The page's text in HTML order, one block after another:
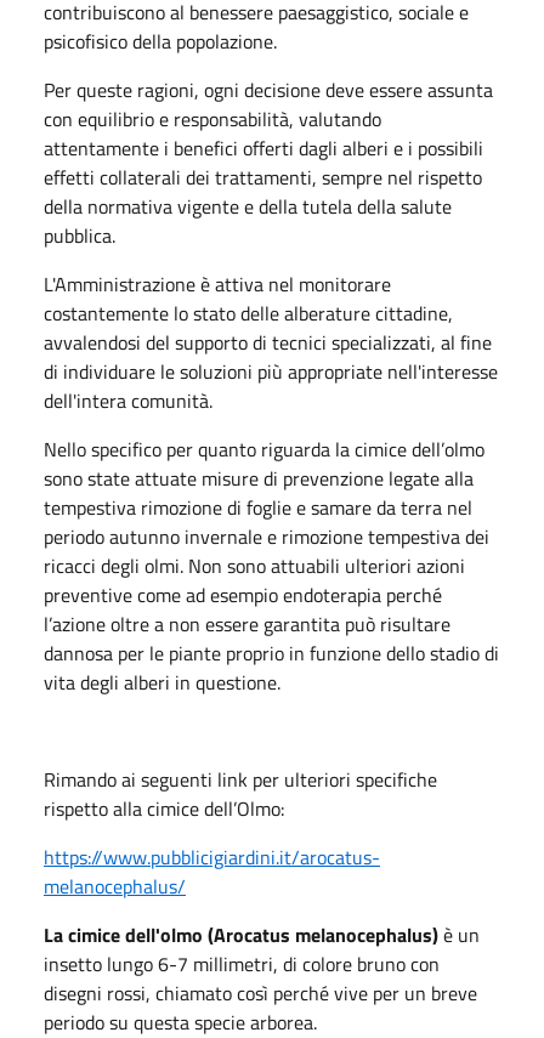
contribuiscono al benessere paesaggistico, sociale e
psicofisico della popolazione.
Per queste ragioni, ogni decisione deve essere assunta
con equilibrio e responsabilità, valutando
attentamente i benefici offerti dagli alberi e i possibili
effetti collaterali dei trattamenti, sempre nel rispetto
della normativa vigente e della tutela della salute
pubblica.
L'Amministrazione è attiva nel monitorare
costantemente lo stato delle alberature cittadine,
avvalendosi del supporto di tecnici specializzati, al fine
di individuare le soluzioni più appropriate nell'interesse
dell'intera comunità.
Nello specifico per quanto riguarda la cimice dell’olmo
sono state attuate misure di prevenzione legate alla
tempestiva rimozione di foglie e samare da terra nel
periodo autunno invernale e rimozione tempestiva dei
ricacci degli olmi. Non sono attuabili ulteriori azioni
preventive come ad esempio endoterapia perché
l’azione oltre a non essere garantita può risultare
dannosa per le piante proprio in funzione dello stadio di
vita degli alberi in questione.
Rimando ai seguenti link per ulteriori specifiche
rispetto alla cimice dell’Olmo:
https://www.pubblicigiardini.it/arocatus-
melanocephalus/
La cimice dell'olmo (Arocatus melanocephalus)è un
insetto lungo 6-7 millimetri, di colore bruno con
disegni rossi, chiamato così perché vive per un breve
periodo su questa specie arborea.